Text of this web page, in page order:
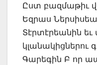
Ըստ բազմաթիւ
Եզրաս
Տէրտէրեանին եւ
կլանակիցներու
Գարեգին Բ որ